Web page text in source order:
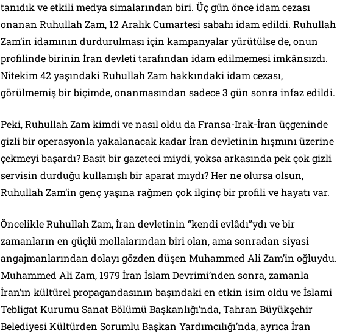
tanıdık ve etkili medya simalarından biri. Üç gün önce idam cezası
onanan Ruhullah Zam, 12 Aralık Cumartesi sabahı idam edildi. Ruhullah
Zam’in idamının durdurulması için kampanyalar yürütülse de, onun
profilinde birinin İran devleti tarafından idam edilmemesi imkânsızdı.
Nitekim 42 yaşındaki Ruhullah Zam hakkındaki idam cezası,
görülmemiş bir biçimde, onanmasından sadece 3 gün sonra infaz edildi.
Peki, Ruhullah Zam kimdi ve nasıl oldu da Fransa-Irak-İran üçgeninde
gizli bir operasyonla yakalanacak kadar İran devletinin hışmını üzerine
çekmeyi başardı? Basit bir gazeteci miydi, yoksa arkasında pek çok gizli
servisin durduğu kullanışlı bir aparat mıydı? Her ne olursa olsun,
Ruhullah Zam’in genç yaşına rağmen çok ilginç bir profili ve hayatı var.
Öncelikle Ruhullah Zam, İran devletinin “kendi evlâdı”ydı ve bir
zamanların en güçlü mollalarından biri olan, ama sonradan siyasi
angajmanlarından dolayı gözden düşen Muhammed Ali Zam’in oğluydu.
Muhammed Ali Zam, 1979 İran İslam Devrimi’nden sonra, zamanla
İran’ın kültürel propagandasının başındaki en etkin isim oldu ve İslami
Tebligat Kurumu Sanat Bölümü Başkanlığı’nda, Tahran Büyükşehir
Belediyesi Kültürden Sorumlu Başkan Yardımcılığı’nda, ayrıca İran